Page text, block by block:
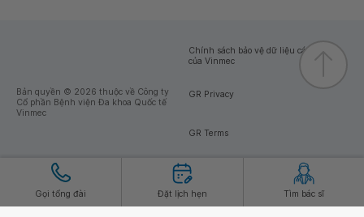
Gọi tổng đài Đặt lịch hẹn Tìm bác sĩ
Bản quyền © 2026 thuộc về Công ty
Cổ phần Bệnh viện Đa khoa Quốc tế
Vinmec
Chính sách bảo vệ dữ liệu cá nhân
của Vinmec
GR Privacy
GR Terms